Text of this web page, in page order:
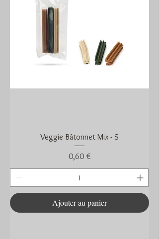
Veggie Bâtonnet Mix - S
Prix
0,60 €
Ajouter au panier